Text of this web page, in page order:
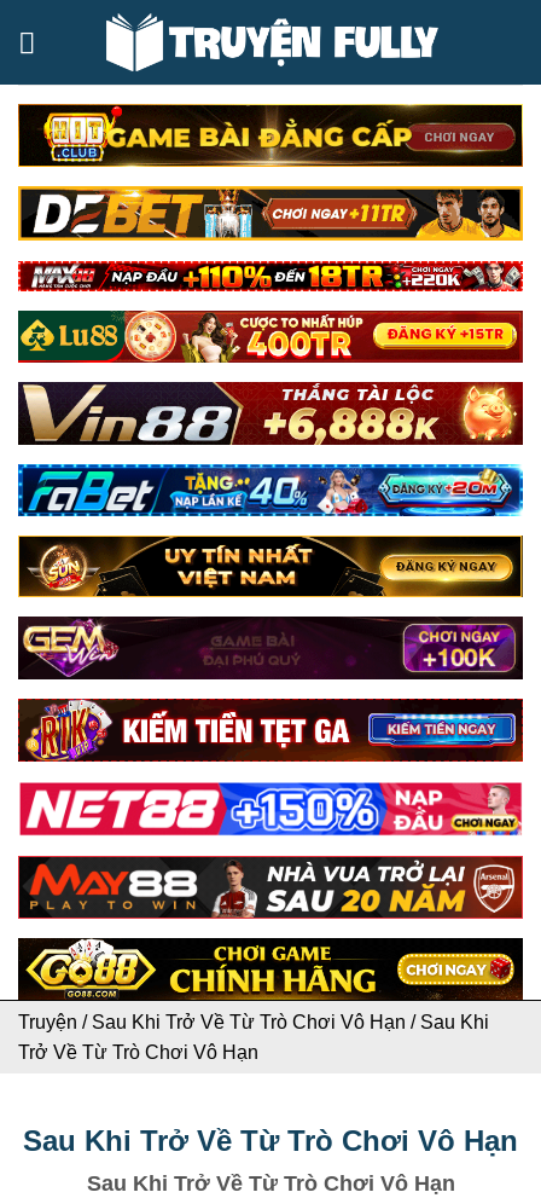
Truyện / Sau Khi Trở Về Từ Trò Chơi Vô Hạn / Sau Khi
Trở Về Từ Trò Chơi Vô Hạn
Sau Khi Trở Về Từ Trò Chơi Vô Hạn
Sau Khi Trở Về Từ Trò Chơi Vô Hạn